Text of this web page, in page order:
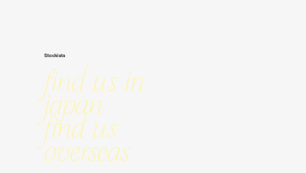
Find us in
Japan
Find us
Overseas
Stockists